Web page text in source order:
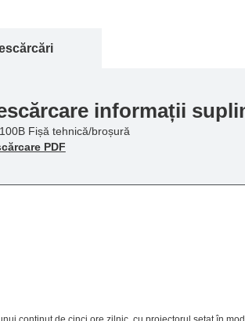
informații
Fișă tehnică/broșură
PDF